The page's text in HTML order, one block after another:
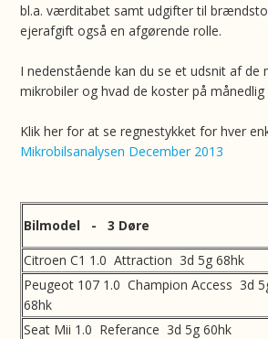
bl.a. værditabet samt udgifter til
ejerafgift også en afgørende rolle.
I nedenstående kan du se et udsnit af de
mikrobiler og hvad de koster på månedlig
Klik her for at se regnestykket for hver
Mikrobilsanalysen December 2013
Bilmodel - 3 Døre
Citroen C1 1.0 Attraction 3d 5g 68hk
Peugeot 107 1.0 Champion Access 3d
68hk
Seat Mii 1.0 Referance 3d 5g 60hk